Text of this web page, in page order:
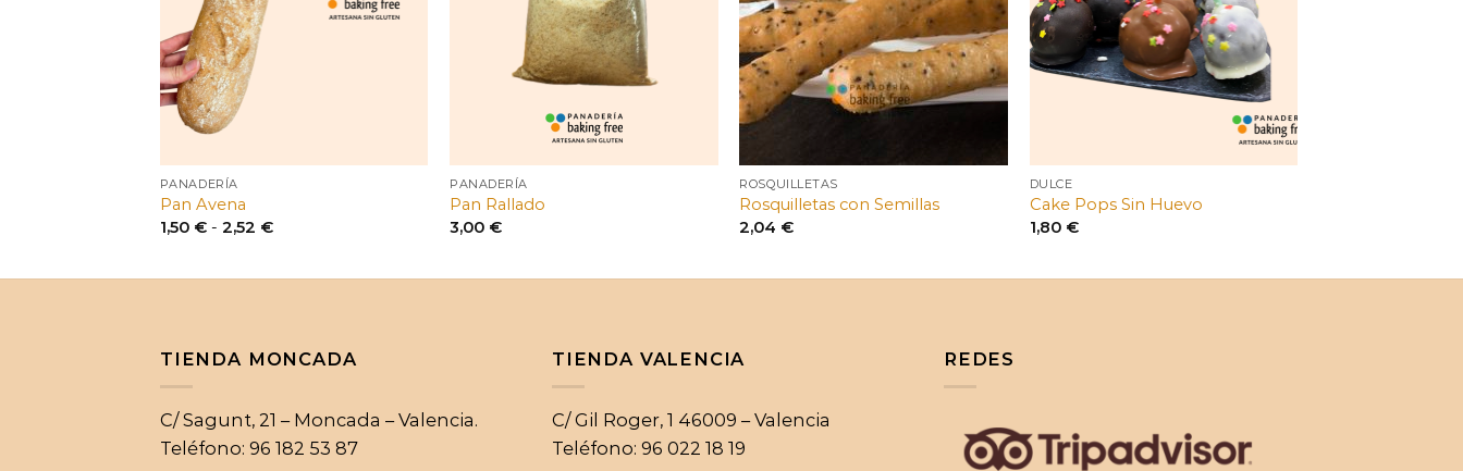
PANADERÍA
Pan Avena
1,50 € - 2,52 €Rango
PANADERÍA
Pan Rallado
3,00 €
ROSQUILLETAS
Rosquilletas con Semillas
2,04 €
DULCE
Cake Pops Sin Huevo
1,80 €
TIENDA MONCADA
C/ Sagunt, 21 – Moncada – Valencia.
Teléfono: 96 182 53 87
TIENDA VALENCIA
C/ Gil Roger, 1 46009 – Valencia
Teléfono: 96 022 18 19
REDES